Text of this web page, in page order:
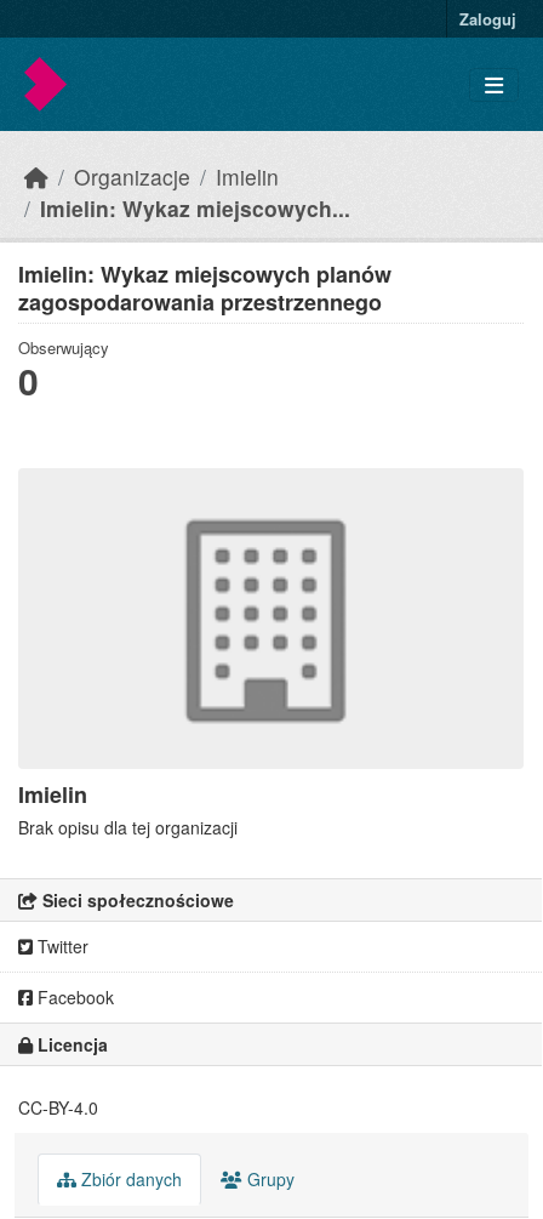
Zaloguj
Organizacje
Imielin
Imielin: Wykaz miejscowych...
Imielin: Wykaz miejscowych planów
zagospodarowania przestrzennego
Obserwujący
0
Imielin
Brak opisu dla tej organizacji
Sieci społecznościowe
Twitter
Facebook
Licencja
CC-BY-4.0
Zbiór danych Grupy